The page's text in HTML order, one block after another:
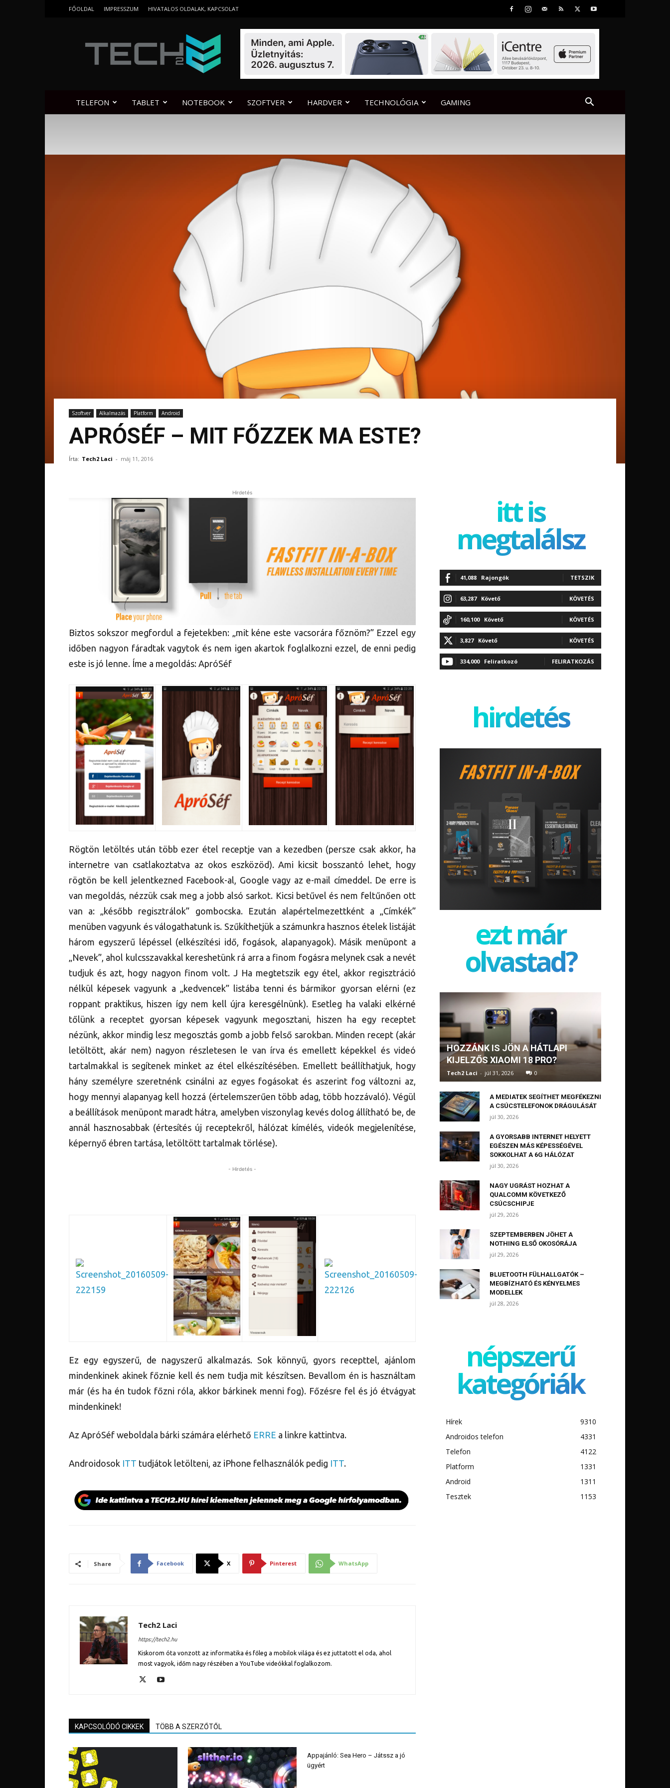
FŐOLDAL IMPRESSZUM HIVATALOS OLDALAK, KAPCSOLAT
TELEFON TABLET NOTEBOOK SZOFTVER HARDVER TECHNOLÓGIA GAMING
Szoftver Alkalmazás Platform Android
APRÓSÉF – MIT FŐZZEK MA ESTE?
Írta: Tech2 Laci - máj 11, 2016
Hirdetés
Biztos sokszor megfordul a fejetekben: „mit kéne este vacsorára főznöm?” Ezzel egy
időben nagyon fáradtak vagytok és nem igen akartok foglalkozni ezzel, de enni pedig
este is jó lenne. Íme a megoldás: ApróSéf
Rögtön letöltés után több ezer étel receptje van a kezedben (persze csak akkor, ha
internetre van csatlakoztatva az okos eszközöd). Ami kicsit bosszantó lehet, hogy
rögtön be kell jelentkezned Facebook-al, Google vagy az e-mail címeddel. De erre is
van megoldás, nézzük csak meg a jobb alsó sarkot. Kicsi betűvel és nem feltűnően ott
van a: „később regisztrálok” gombocska. Ezután alapértelmezettként a „Címkék”
menüben vagyunk és válogathatunk is. Szűkíthetjük a számunkra hasznos ételek listáját
három egyszerű lépéssel (elkészítési idő, fogások, alapanyagok). Másik menüpont a
„Nevek”, ahol kulcsszavakkal kereshetünk rá arra a finom fogásra melynek csak a nevét
tudjuk és azt, hogy nagyon finom volt. J Ha megtetszik egy étel, akkor regisztráció
nélkül képesek vagyunk a „kedvencek” listába tenni és bármikor gyorsan elérni (ez
roppant praktikus, hiszen így nem kell újra keresgélnünk). Esetleg ha valaki elkérné
tőlünk a receptet gyorsan képesek vagyunk megosztani, hiszen ha egy receptet
nézünk, akkor mindig lesz megosztás gomb a jobb felső sarokban. Minden recept (akár
letöltött, akár nem) nagyon részletesen le van írva és emellett képekkel és videó
tartalmakkal is segítenek minket az étel elkészítésében. Emellett beállíthatjuk, hogy
hány személyre szeretnénk csinálni az egyes fogásokat és aszerint fog változni az,
hogy mennyi alapanyag kell hozzá (értelemszerűen több adag, több hozzávaló). Végül
a beállítások menüpont maradt hátra, amelyben viszonylag kevés dolog állítható be, de
annál hasznosabbak (értesítés új receptekről, hálózat kímélés, videók megjelenítése,
képernyő ébren tartása, letöltött tartalmak törlése).
- Hirdetés -
Ez egy egyszerű, de nagyszerű alkalmazás. Sok könnyű, gyors recepttel, ajánlom
mindenkinek akinek főznie kell és nem tudja mit készítsen. Bevallom én is használtam
már (és ha én tudok főzni róla, akkor bárkinek menni fog). Főzésre fel és jó étvágyat
mindenkinek!
Az ApróSéf weboldala bárki számára elérhető ERRE a linkre kattintva.
Androidosok ITT tudjátok letölteni, az iPhone felhasználók pedig ITT.
Share Facebook X Pinterest WhatsApp
Tech2 Laci
https://tech2.hu
Kiskorom óta vonzott az informatika és főleg a mobilok világa és ez juttatott el oda, ahol
most vagyok, időm nagy részében a YouTube videókkal foglalkozom.
KAPCSOLÓDÓ CIKKEK TÖBB A SZERZŐTŐL
Appajánló: Sea Hero – Játssz a jó
ügyért
itt is
megtalálsz
41,088 Rajongók TETSZIK
63,287 Követő KÖVETÉS
160,100 Követő KÖVETÉS
3,827 Követő KÖVETÉS
334,000 Feliratkozó FELIRATKOZÁS
hirdetés
ezt már
olvastad?
HOZZÁNK IS JÖN A HÁTLAPI
KIJELZŐS XIAOMI 18 PRO?
Tech2 Laci - júl 31, 2026 0
A MEDIATEK SEGÍTHET MEGFÉKEZNI
A CSÚCSTELEFONOK DRÁGULÁSÁT
júl 30, 2026
A GYORSABB INTERNET HELYETT
EGÉSZEN MÁS KÉPESSÉGÉVEL
SOKKOLHAT A 6G HÁLÓZAT
júl 30, 2026
NAGY UGRÁST HOZHAT A
QUALCOMM KÖVETKEZŐ
CSÚCSCHIPJE
júl 29, 2026
SZEPTEMBERBEN JÖHET A
NOTHING ELSŐ OKOSÓRÁJA
júl 29, 2026
BLUETOOTH FÜLHALLGATÓK –
MEGBÍZHATÓ ÉS KÉNYELMES
MODELLEK
júl 28, 2026
népszerű
kategóriák
Hírek
9310
Androidos telefon
4331
Telefon
4122
Platform
1331
Android
1311
Tesztek
1153